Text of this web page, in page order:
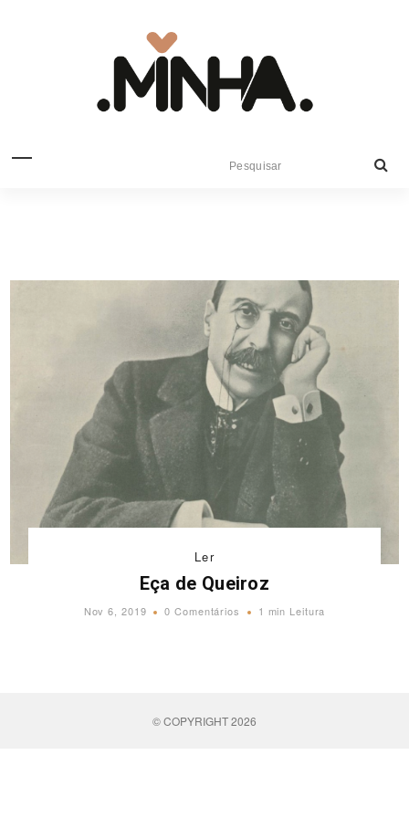
Ler
Eça de Queiroz
Nov 6, 2019 0 Comentários 1 min Leitura
© COPYRIGHT 2026